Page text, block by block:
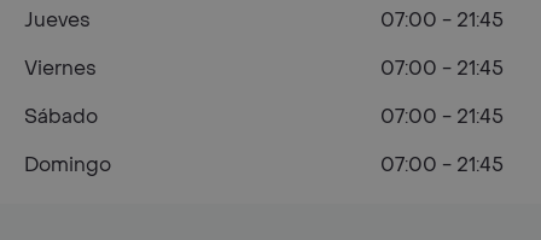
Jueves
07:00 - 21:45
Viernes
07:00 - 21:45
Sábado
07:00 - 21:45
Domingo
07:00 - 21:45